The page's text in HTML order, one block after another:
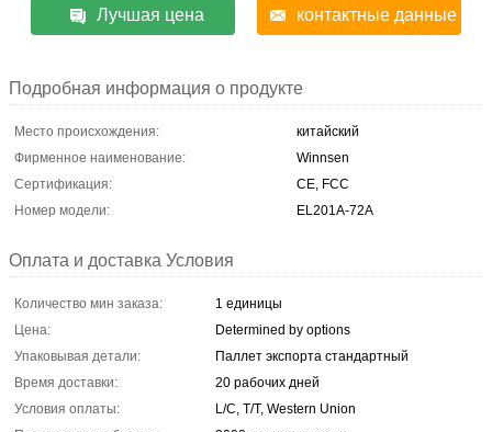
Лучшая цена контактные данные
Подробная информация о продукте
Место происхождения:
китайский
Фирменное наименование:
Winnsen
Сертификация:
CE, FCC
Номер модели:
EL201A-72A
Оплата и доставка Условия
Количество мин заказа:
1 единицы
Цена:
Determined by options
Упаковывая детали:
Паллет экспорта стандартный
Время доставки:
20 рабочих дней
Условия оплаты:
L/C, T/T, Western Union